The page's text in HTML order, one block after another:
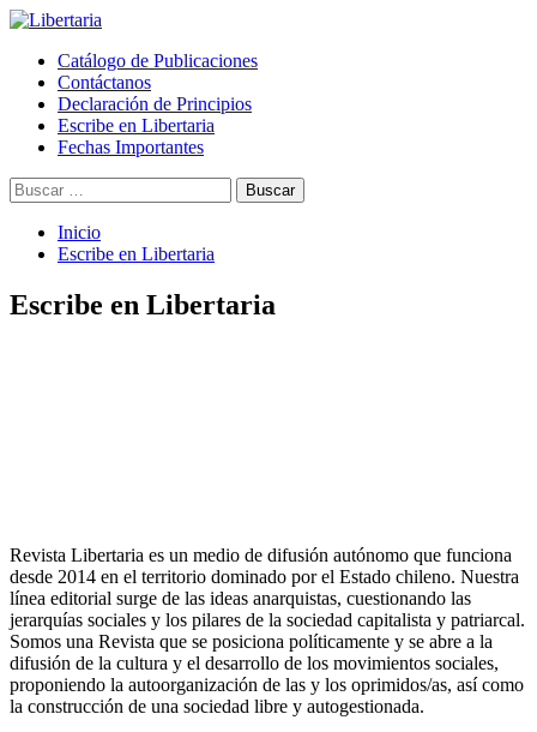
Saltar
contenido
Libertaria
Revista Libertaria es un medio de comunicación autogestionado
desde el sur del mundo, territorio dominado por el Estado chileno.
Nos oponemos al sistema de dominación capitalista y patriarcal,
proponiendo la construcción de una sociedad libre y solidaria.
Menú
principal
Catálogo de Publicaciones
Contáctanos
Declaración de Principios
Escribe en Libertaria
Fechas Importantes
Buscar:
Inicio
Escribe en Libertaria
Escribe en Libertaria
Revista Libertaria es un medio de difusión autónomo que funciona
desde 2014 en el territorio dominado por el Estado chileno. Nuestra
línea editorial surge de las ideas anarquistas, cuestionando las
jerarquías sociales y los pilares de la sociedad capitalista y patriarcal.
Somos una Revista que se posiciona políticamente y se abre a la
difusión de la cultura y el desarrollo de los movimientos sociales,
proponiendo la autoorganización de las y los oprimidos/as, así como
la construcción de una sociedad libre y autogestionada.